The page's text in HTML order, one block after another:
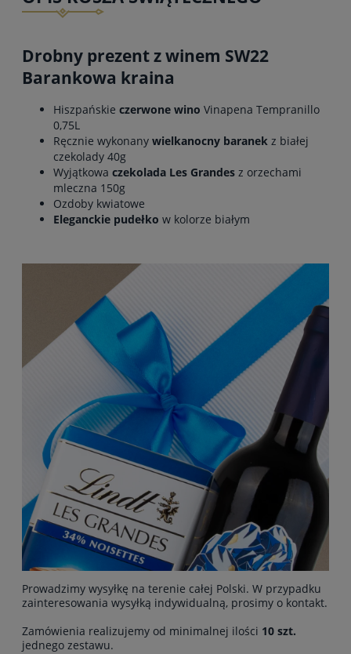
Drobny prezent z winem SW22
Barankowa kraina
Hiszpańskie czerwone wino Vinapena Tempranillo
0,75L
Ręcznie wykonany wielkanocny baranek z białej
czekolady 40g
Wyjątkowa czekolada Les Grandes z orzechami
mleczna 150g
Ozdoby kwiatowe
Eleganckie pudełko w kolorze białym
Prowadzimy wysyłkę na terenie całej Polski. W przypadku
zainteresowania wysyłką indywidualną, prosimy o kontakt.
Zamówienia realizujemy od minimalnej ilości 10 szt.
jednego zestawu.